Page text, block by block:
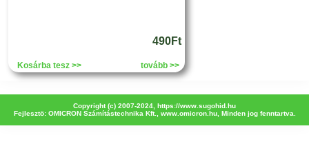
490Ft
Kosárba tesz >> tovább >>
Copyright (c) 2007-2024, https://www.sugohid.hu
Fejlesztö: OMICRON Számítástechnika Kft., www.omicron.hu, Minden jog fenntartva.